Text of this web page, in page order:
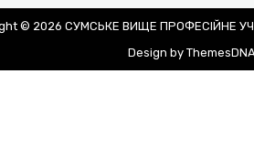
© 2026 СУМСЬКЕ ВИЩЕ ПРОФЕСІЙНЕ
Design by